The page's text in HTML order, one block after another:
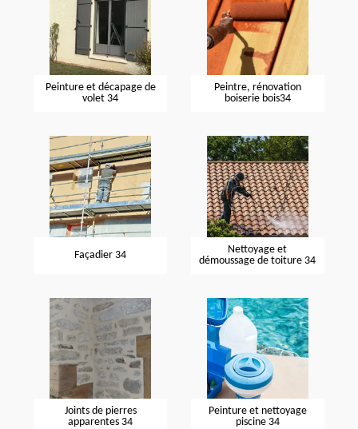
Peinture et décapage de
volet 34
Peintre, rénovation
boiserie bois34
Façadier 34
Nettoyage et
démoussage de toiture 34
Joints de pierres
apparentes 34
Peinture et nettoyage
piscine 34